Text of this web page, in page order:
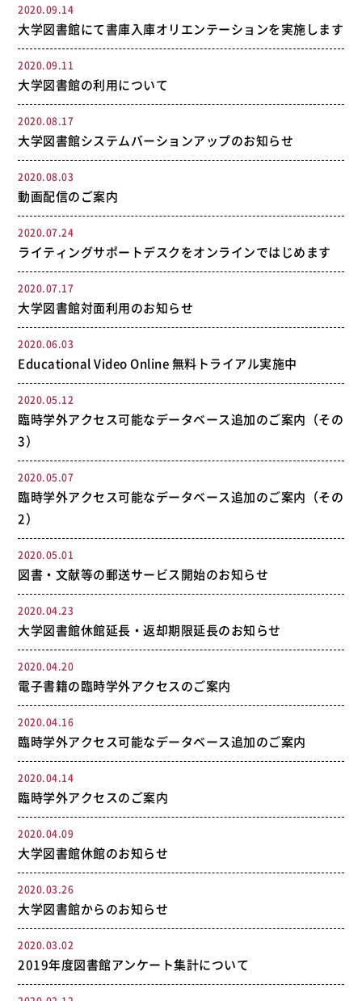
2020.09.14
大学図書館にて書庫入庫オリエンテーションを実施します
2020.09.11
大学図書館の利用について
2020.08.17
大学図書館システムバーションアップのお知らせ
2020.08.03
動画配信のご案内
2020.07.24
ライティングサポートデスクをオンラインではじめます
2020.07.17
大学図書館対面利用のお知らせ
2020.06.03
Educational Video Online 無料トライアル実施中
2020.05.12
臨時学外アクセス可能なデータベース追加のご案内（その
3）
2020.05.07
臨時学外アクセス可能なデータベース追加のご案内（その
2）
2020.05.01
図書・文献等の郵送サービス開始のお知らせ
2020.04.23
大学図書館休館延長・返却期限延長のお知らせ
2020.04.20
電子書籍の臨時学外アクセスのご案内
2020.04.16
臨時学外アクセス可能なデータベース追加のご案内
2020.04.14
臨時学外アクセスのご案内
2020.04.09
大学図書館休館のお知らせ
2020.03.26
大学図書館からのお知らせ
2020.03.02
2019年度図書館アンケート集計について